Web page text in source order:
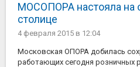
МОСОПОРА настояла на
столице
4 февраля 2015 в 12:04
Московская ОПОРА добилась
работающих сегодня розничных